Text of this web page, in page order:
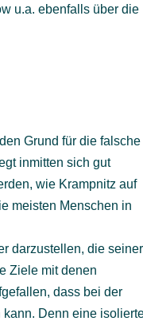
u.a. ebenfalls über die
Grund für die falsche
inmitten sich gut
wie Krampnitz auf
meisten Menschen in
darzustellen, die seiner
Ziele mit denen
dass bei der
Denn eine